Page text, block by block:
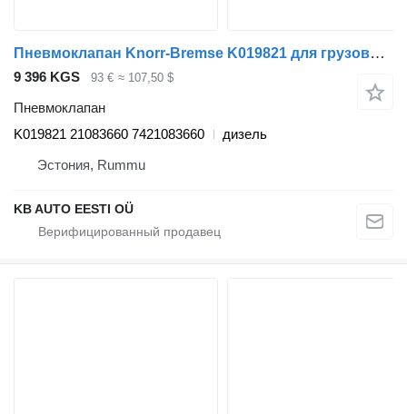
Пневмоклапан Knorr-Bremse K019821 для грузовика Renault T (2013-)
9 396 KGS 93 € ≈ 107,50 $
Пневмоклапан
K019821 21083660 7421083660
дизель
Эстония, Rummu
KB AUTO EESTI OÜ